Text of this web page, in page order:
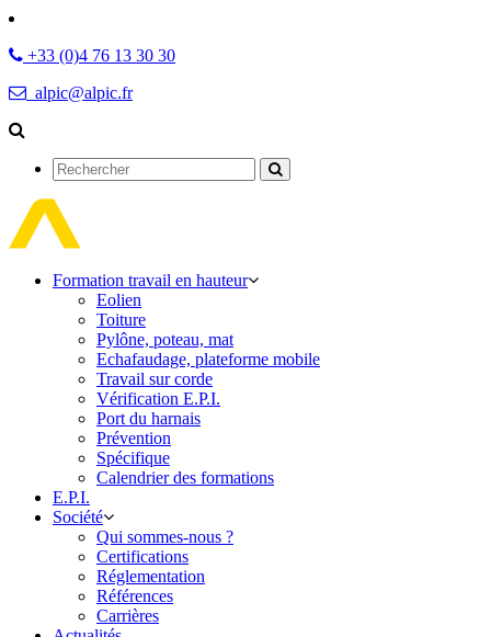
+33 (0)4 76 13 30 30
alpic@alpic.fr
Rechercher
Formation travail en hauteur
Eolien
Toiture
Pylône, poteau, mat
Echafaudage, plateforme mobile
Travail sur corde
Vérification E.P.I.
Port du harnais
Prévention
Spécifique
Calendrier des formations
E.P.I.
Société
Qui sommes-nous ?
Certifications
Réglementation
Références
Carrières